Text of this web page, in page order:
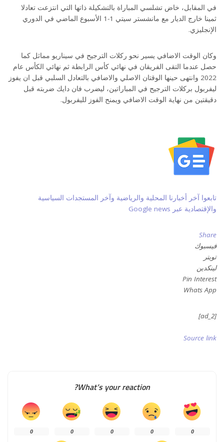
في المقابل، خاض تشلسي المباراة بالتشكيلة ذاتها التي انتزعت تعادلا
ثمينا خارج الديار مع مانشستر سيتي 1-1 الأسبوع الماضي في الدوري
الإنجليزي.
وكان الوقت الاضافي يسير نحو ركلات الترجيح في سيناريو مماثل كما
حصل عندما التقى الفريقان في نهائي كأس الرابطة ثم نهائي الكأس عام
2022 وانتهى حينها الوقتان الاصلي والاضافي بالتعادل السلبي قبل ان يفوز
ليفربول بركلات الترجيح في المباراتين، ليضرب فان دايك ضربته قبل
دقيقتين من نهاية الوقت الاضافي ويمنح الفوز لليفربول.
تابعوا آخر أخبارنا المحلية والرياضية وآخر المستجدات السياسية
والإقتصادية عبر Google news
Share
فيسبوك
تويتر
لينكدين
Pin Interest
Whats App
[ad_2]
Source link
What’s your reaction?
0
0
0
0
0